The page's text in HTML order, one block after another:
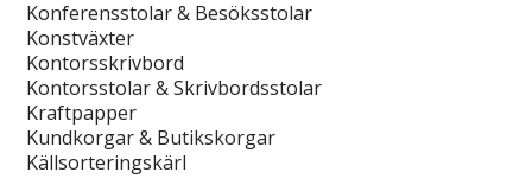
Konferensstolar & Besöksstolar
Konstväxter
Kontorsskrivbord
Kontorsstolar & Skrivbordsstolar
Kraftpapper
Kundkorgar & Butikskorgar
Källsorteringskärl